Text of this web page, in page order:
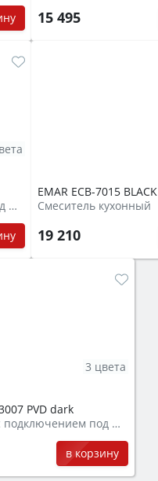
15 495
Смеситель с подключением под фильтр
EMAR ЕСB-7015 BLACK
Смеситель кухонный
19 210
PVD dark
Смеситель с подключением под фильтр
в корзину
3 цвета